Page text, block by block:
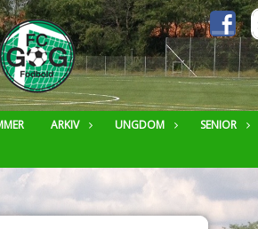
ARKIV UNGDOM SENIOR